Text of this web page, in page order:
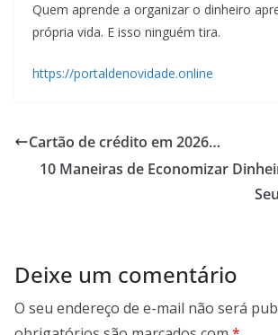
Quem aprende a organizar o dinheiro
própria vida. E isso ninguém tira.
https://portaldenovidade.online
Cartão de crédito em 2026…
10 Maneiras de Economizar
Deixe um comentário
O seu endereço de e-mail não será